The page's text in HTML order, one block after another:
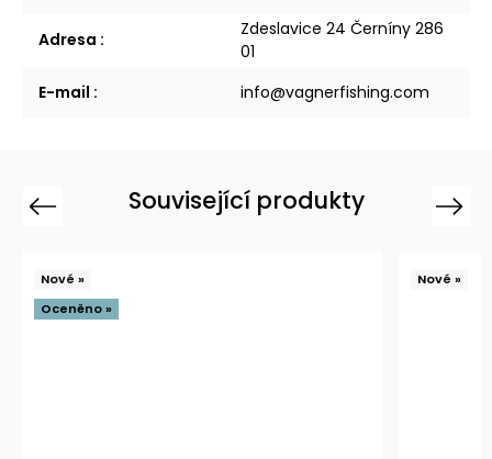
Adresa :
Zdeslavice 24 Černíny 286
01
E-mail : info@vagnerfishing.com
Související produkty
Previous
Nové »
Oceněno »
Nové »
Next